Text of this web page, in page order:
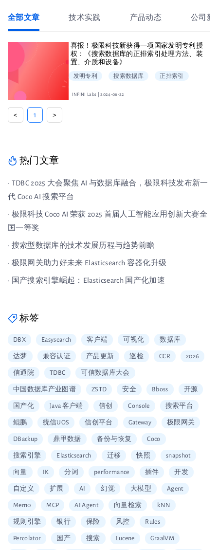
全部文章 技术实践 产品动态 公司新
喜报！极限科技新获得一项国家发明专利授
权：《搜索数据库的正排索引处理方法、装
置、介质和设备》
发明专利 搜索数据库 正排索引
INFINI Labs | 2024-06-22
< 1 >
热门文章
· TDBC 2025 大会聚焦 AI 与数据库融合，极限科技发布新一
代 Coco AI 搜索平台
· 极限科技 Coco AI 荣获 2025 首届人工智能应用创新大赛全
国一等奖
· 搜索型数据库的技术发展历程与趋势前瞻
· 极限网关助力好未来 Elasticsearch 容器化升级
· 国产搜索引擎崛起：Elasticsearch 国产化加速
标签
DBX Easysearch 客户端 可视化 数据库
达梦 兼容认证 产品更新 巡检 CCR 2026
信通院 TDBC 可信数据库大会
中国数据库产业图谱 ZSTD 安全 Bboss 开源
国产化 Java 客户端 信创 Console 搜索平台
鲲鹏 统信UOS 信创平台 Gateway 极限网关
DBackup 鼎甲数据 备份与恢复 Coco
搜索引擎 Elasticsearch 迁移 快照 snapshot
向量 IK 分词 performance 插件 开发
自定义 扩展 AI 幻觉 大模型 Agent
Mem0 MCP AI Agent 向量检索 kNN
规则引擎 银行 保险 风控 Rules
Percolator 国产 搜索 Lucene GraalVM